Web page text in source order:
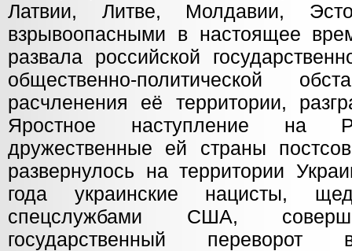
Латвии, Литве, Молдавии,
взрывоопасными в настоящее
развала российской
общественно-политической
расчленения её территории,
Яростное наступление на
дружественные ей страны
развернулось на территории
года украинские нацисты,
спецслужбами США,
государственный